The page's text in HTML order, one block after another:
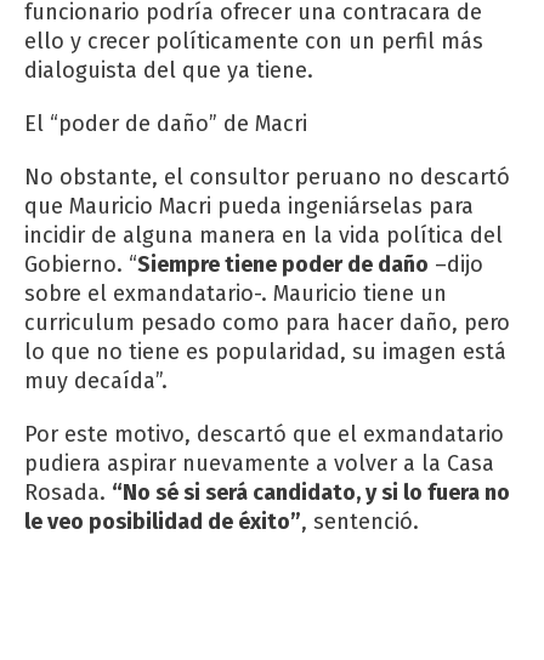
funcionario podría ofrecer una contracara de
ello y crecer políticamente con un perfil más
dialoguista del que ya tiene.
El “poder de daño” de Macri
No obstante, el consultor peruano no descartó
que Mauricio Macri pueda ingeniárselas para
incidir de alguna manera en la vida política del
Gobierno. “Siempre tiene poder de daño –dijo
sobre el exmandatario-. Mauricio tiene un
curriculum pesado como para hacer daño, pero
lo que no tiene es popularidad, su imagen está
muy decaída”.
Por este motivo, descartó que el exmandatario
pudiera aspirar nuevamente a volver a la Casa
Rosada. “No sé si será candidato, y si lo fuera no
le veo posibilidad de éxito”, sentenció.